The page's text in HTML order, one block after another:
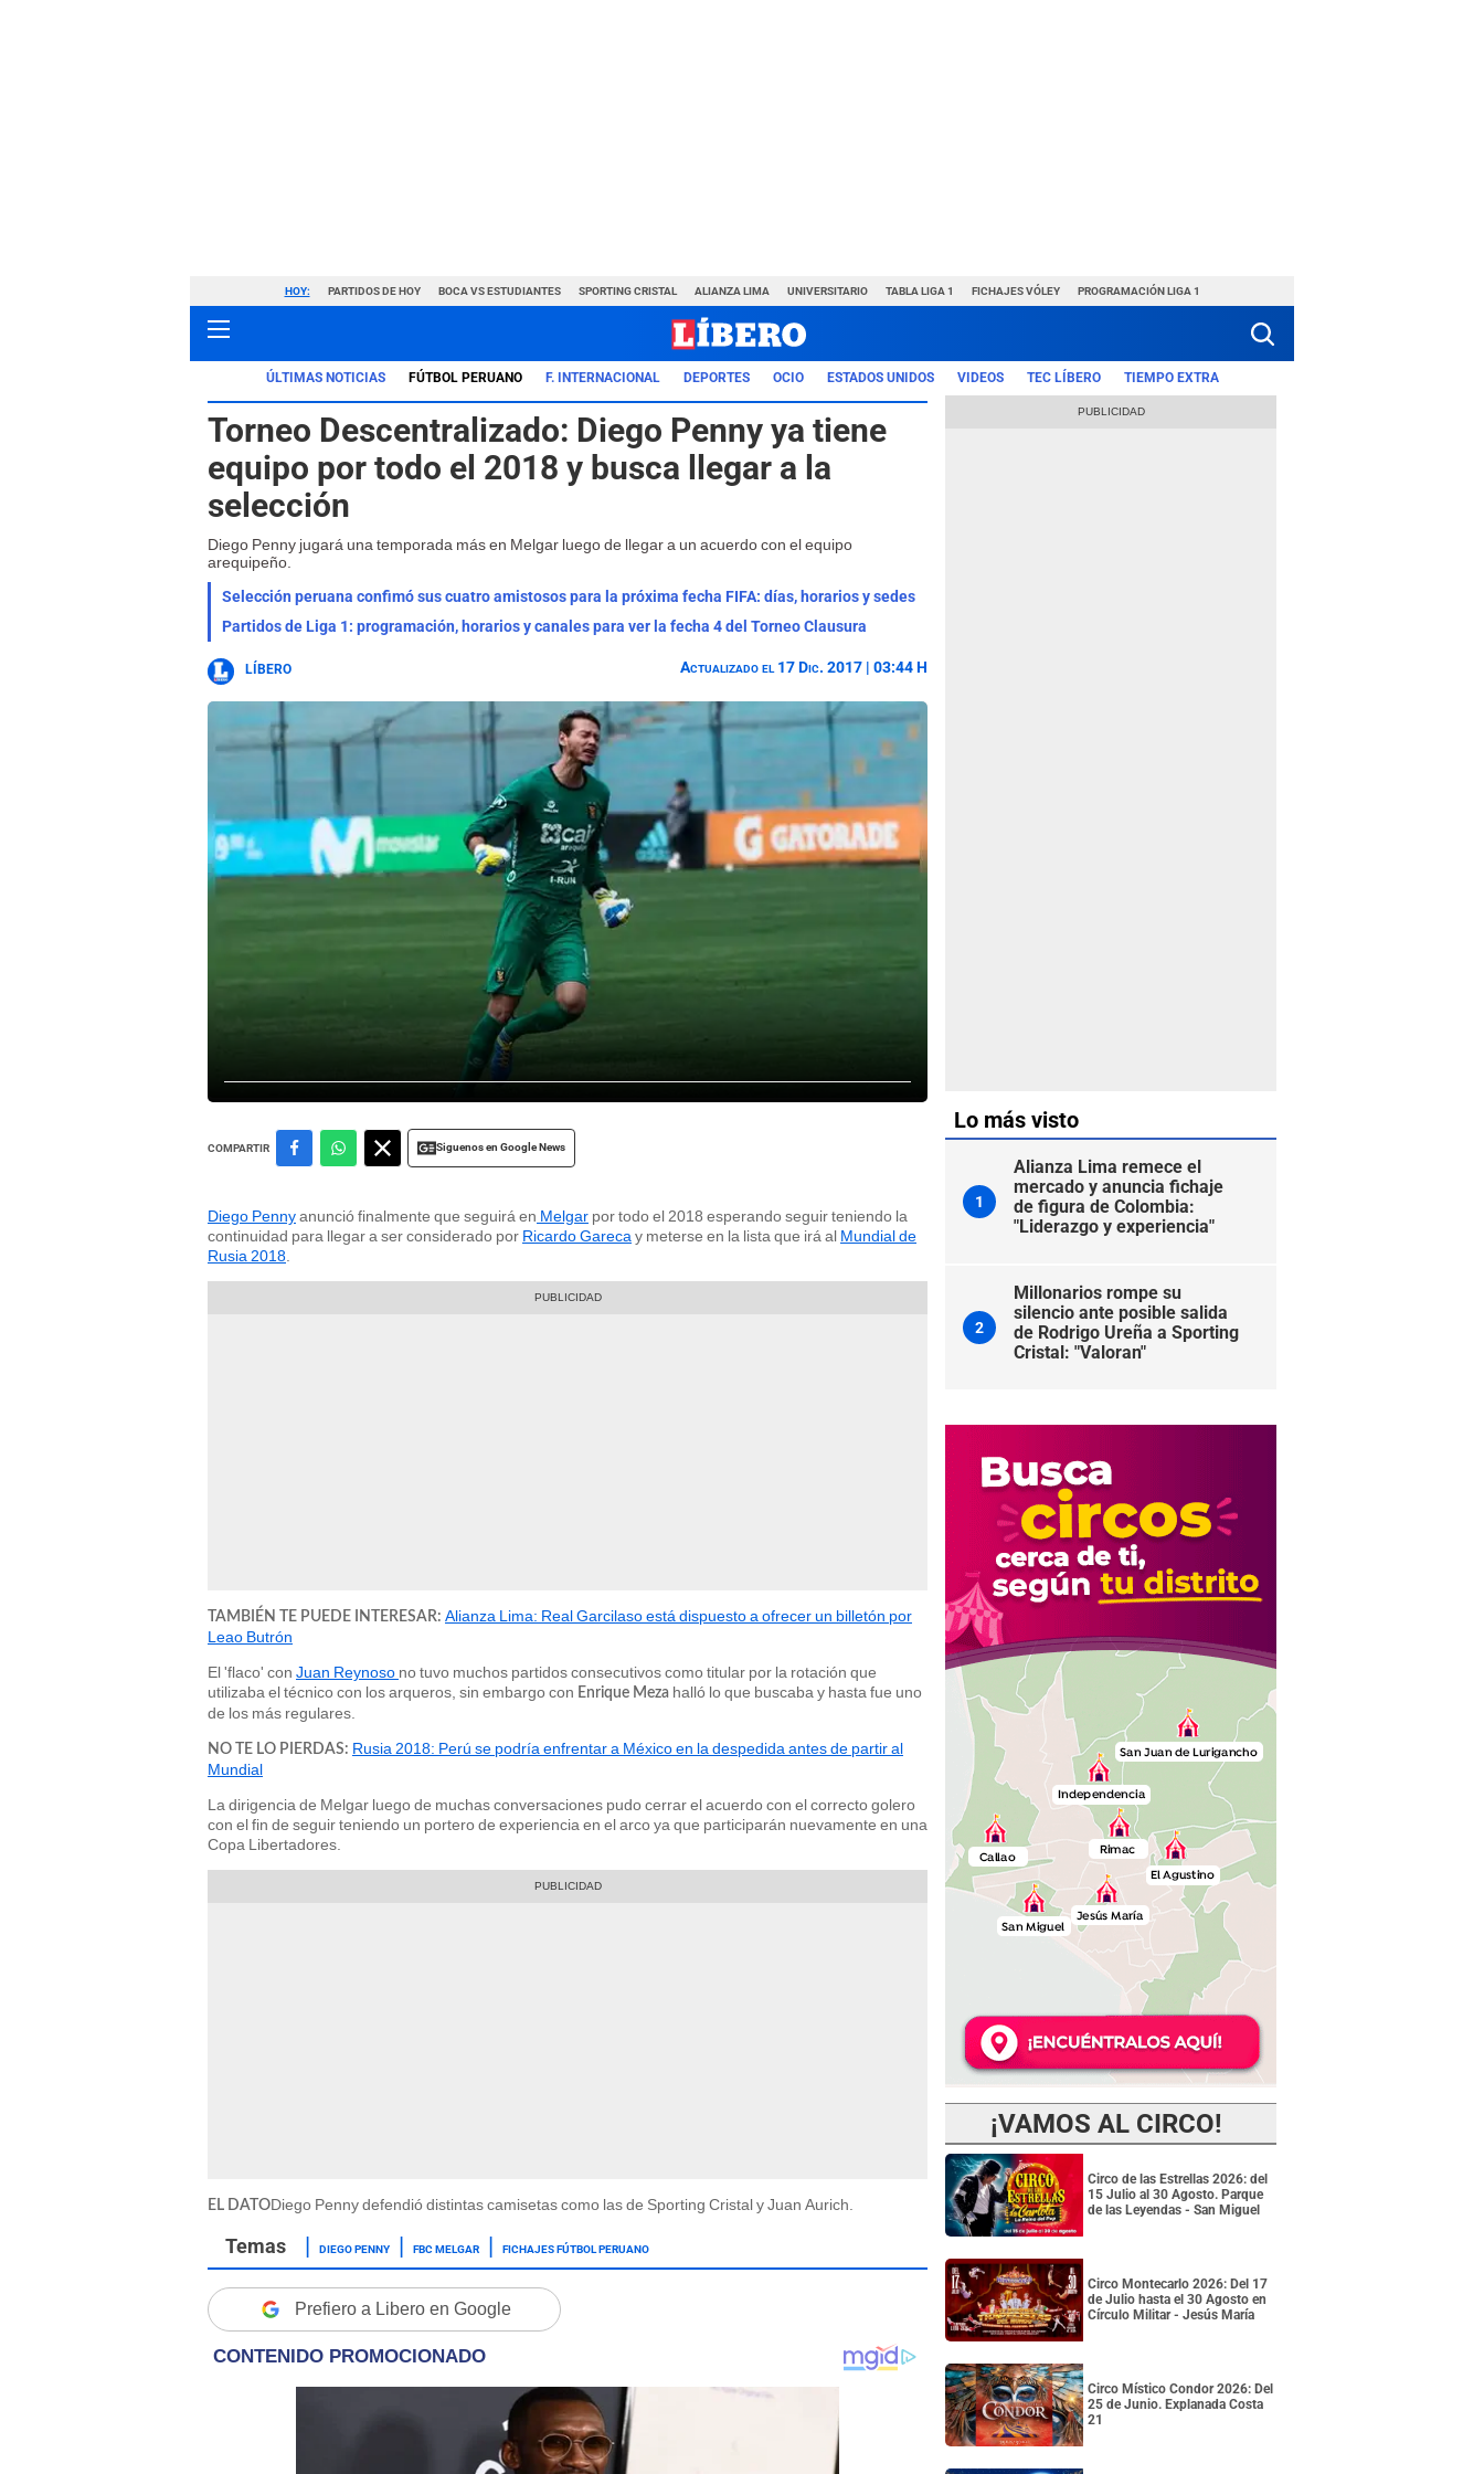
HOY: PARTIDOS DE HOY BOCA VS ESTUDIANTES SPORTING CRISTAL ALIANZA LIMA UNIVERSITARIO TABLA LIGA 1 FICHAJES VÓLEY PROGRAMACIÓN LIGA 1
ÚLTIMAS NOTICIAS FÚTBOL PERUANO F. INTERNACIONAL DEPORTES OCIO ESTADOS UNIDOS VIDEOS TEC LÍBERO TIEMPO EXTRA
Torneo Descentralizado: Diego Penny ya tiene
equipo por todo el 2018 y busca llegar a la
selección
Diego Penny jugará una temporada más en Melgar luego de llegar a un acuerdo con el equipo
arequipeño.
Selección peruana confimó sus cuatro amistosos para la próxima fecha FIFA: días, horarios y sedes
Partidos de Liga 1: programación, horarios y canales para ver la fecha 4 del Torneo Clausura
LÍBERO Actualizado el 17 Dic. 2017 | 03:44 H
COMPARTIR Siguenos en Google News
Diego Pennyanunció finalmente que seguirá en Melgar por todo el 2018 esperando seguir teniendo la
continuidad para llegar a ser considerado por Ricardo Gareca y meterse en la lista que irá al Mundial de
Rusia 2018
TAMBIÉN TE PUEDE INTERESAR: Alianza Lima: Real Garcilaso está dispuesto a ofrecer un billetón por
Leao Butrón
El 'flaco' con Juan Reynoso no tuvo muchos partidos consecutivos como titular por la rotación que
utilizaba el técnico con los arqueros, sin embargo con Enrique Meza halló lo que buscaba y hasta fue uno
de los más regulares.
NO TE LO PIERDAS: Rusia 2018: Perú se podría enfrentar a México en la despedida antes de partir al
Mundial
La dirigencia de Melgar luego de muchas conversaciones pudo cerrar el acuerdo con el correcto golero
con el fin de seguir teniendo un portero de experiencia en el arco ya que participarán nuevamente en una
Copa Libertadores.
EL DATODiego Penny defendió distintas camisetas como las de Sporting Cristal y Juan Aurich.
DIEGO PENNY FBC MELGAR FICHAJES FÚTBOL PERUANO
Prefiero a Libero en Google
Lo más visto
1
Alianza Lima remece el
mercado y anuncia fichaje
de figura de Colombia:
"Liderazgo y experiencia"
2
Millonarios rompe su
silencio ante posible salida
de Rodrigo Ureña a Sporting
Cristal: "Valoran"
¡VAMOS AL CIRCO!
Circo de las Estrellas 2026: del
15 Julio al 30 Agosto. Parque
de las Leyendas - San Miguel
Circo Montecarlo 2026: Del 17
de Julio hasta el 30 Agosto en
Círculo Militar - Jesús María
Circo Místico Condor 2026: Del
25 de Junio. Explanada Costa
21